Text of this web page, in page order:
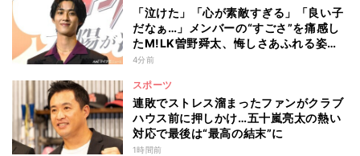
「泣けた」「心が素敵すぎる」「良い子
だなぁ…」メンバーの“すごさ”を痛感し
たM!LK曽野舜太、悔しさあふれる姿に
ファン感動
4分前
スポーツ
連敗でストレス溜まったファンがクラブ
ハウス前に押しかけ…五十嵐亮太の熱い
対応で最後は“最高の結末”に
1時間前